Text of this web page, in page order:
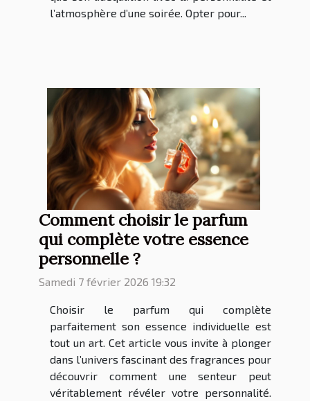
l’atmosphère d’une soirée. Opter pour...
Comment choisir le parfum
qui complète votre essence
personnelle ?
Samedi 7 février 2026 19:32
Choisir le parfum qui complète
parfaitement son essence individuelle est
tout un art. Cet article vous invite à plonger
dans l’univers fascinant des fragrances pour
découvrir comment une senteur peut
véritablement révéler votre personnalité.